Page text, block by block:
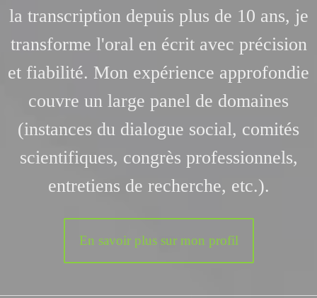
la transcription depuis plus de 10 ans, je
transforme l'oral en écrit avec précision
et fiabilité. Mon expérience approfondie
couvre un large panel de domaines
(instances du dialogue social, comités
scientifiques, congrès professionnels,
entretiens de recherche, etc.).
En savoir plus sur mon profil